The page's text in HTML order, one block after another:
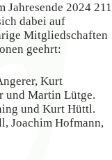
Jahresende 2024 211
dabei auf
Mitgliedschaften
geehrt:
Kurt
und Martin Lütge.
und Kurt Hüttl.
Joachim Hofmann,